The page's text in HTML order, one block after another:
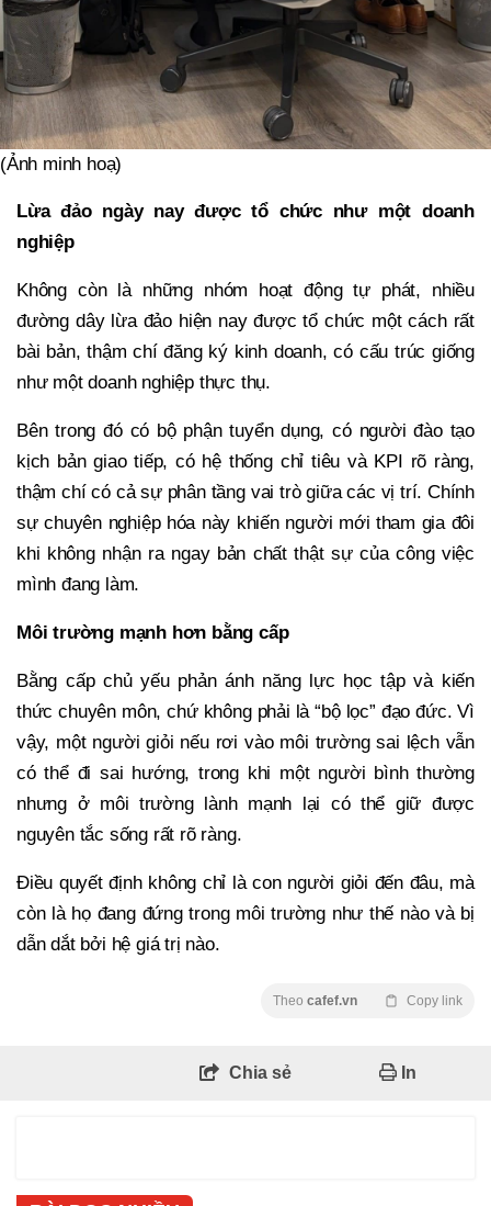
(Ảnh minh hoạ)
Lừa đảo ngày nay được tổ chức như một doanh
nghiệp
Không còn là những nhóm hoạt động tự phát, nhiều
đường dây lừa đảo hiện nay được tổ chức một cách rất
bài bản, thậm chí đăng ký kinh doanh, có cấu trúc giống
như một doanh nghiệp thực thụ.
Bên trong đó có bộ phận tuyển dụng, có người đào tạo
kịch bản giao tiếp, có hệ thống chỉ tiêu và KPI rõ ràng,
thậm chí có cả sự phân tầng vai trò giữa các vị trí. Chính
sự chuyên nghiệp hóa này khiến người mới tham gia đôi
khi không nhận ra ngay bản chất thật sự của công việc
mình đang làm.
Môi trường mạnh hơn bằng cấp
Bằng cấp chủ yếu phản ánh năng lực học tập và kiến
thức chuyên môn, chứ không phải là “bộ lọc” đạo đức. Vì
vậy, một người giỏi nếu rơi vào môi trường sai lệch vẫn
có thể đi sai hướng, trong khi một người bình thường
nhưng ở môi trường lành mạnh lại có thể giữ được
nguyên tắc sống rất rõ ràng.
Điều quyết định không chỉ là con người giỏi đến đâu, mà
còn là họ đang đứng trong môi trường như thế nào và bị
dẫn dắt bởi hệ giá trị nào.
Theo cafef.vn Copy link
Chia sẻ In